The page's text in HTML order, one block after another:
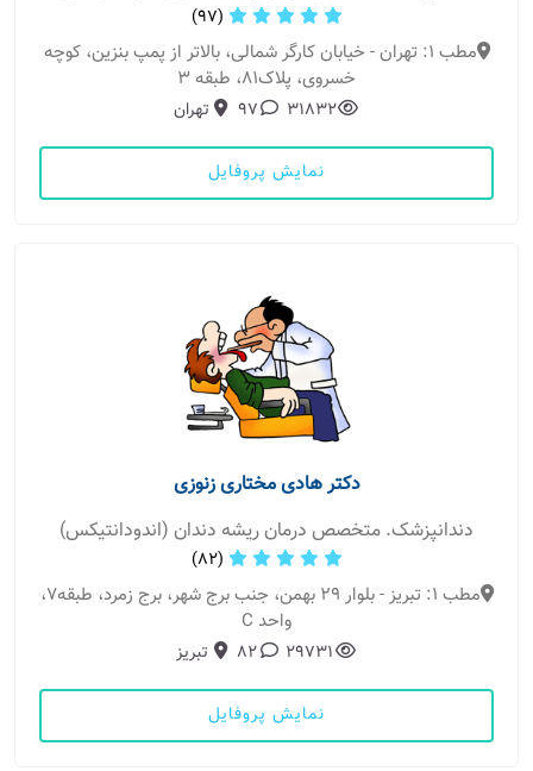
(97)
مطب 1: تهران - خیابان کارگر شمالی، بالاتر از پمپ بنزین، کوچه
خسروی، پلاک81، طبقه 3
31832
97 تهران
نمایش پروفایل
دکتر هادی مختاری زنوزی
دندانپزشک. متخصص درمان ریشه دندان (اندودانتیکس)
(82)
مطب 1: تبریز - بلوار ٢٩ بهمن، جنب برج شهر، برج زمرد، طبقه٧،
واحد C
29731
82 تبریز
نمایش پروفایل